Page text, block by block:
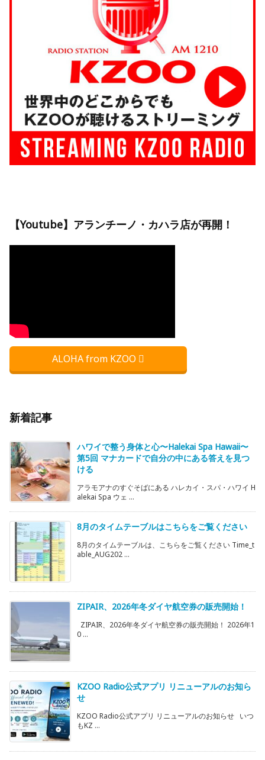
【Youtube】アランチーノ・カハラ店が再開！
ALOHA from KZOO
新着記事
ハワイで整う身体と心〜Halekai Spa Hawaii〜
第5回 マナカードで自分の中にある答えを見つ
ける
アラモアナのすぐそばにある ハレカイ・スパ・ハワイ H
alekai Spa ウェ ...
8月のタイムテーブルはこちらをご覧ください
8月のタイムテーブルは、こちらをご覧ください Time_t
able_AUG202 ...
ZIPAIR、2026年冬ダイヤ航空券の販売開始！
ZIPAIR、2026年冬ダイヤ航空券の販売開始！ 2026年1
0 ...
KZOO Radio公式アプリ リニューアルのお知ら
せ
KZOO Radio公式アプリ リニューアルのお知らせ いつ
もKZ ...